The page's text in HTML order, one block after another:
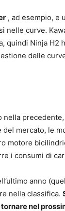
, ad esempio, e
curve.
quindi Ninja H2
delle
nella
mercato, le
motore
i consumi di
anno
nella classifica.
nel